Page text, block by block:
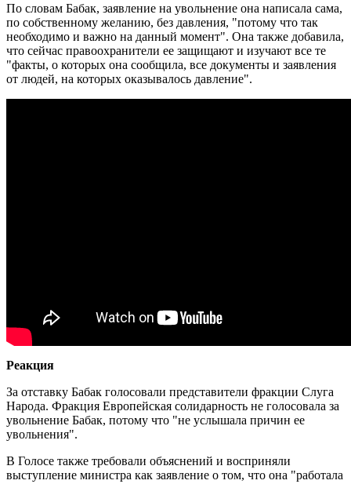
По словам Бабак, заявление на увольнение она написала сама,
по собственному желанию, без давления, "потому что так
необходимо и важно на данный момент". Она также добавила,
что сейчас правоохранители ее защищают и изучают все те
"факты, о которых она сообщила, все документы и заявления
от людей, на которых оказывалось давление".
Реакция
За отставку Бабак голосовали представители фракции Слуга
Народа. Фракция Европейская солидарность не голосовала за
увольнение Бабак, потому что "не услышала причин ее
увольнения".
В Голосе также требовали объяснений и восприняли
выступление министра как заявление о том, что она "работала